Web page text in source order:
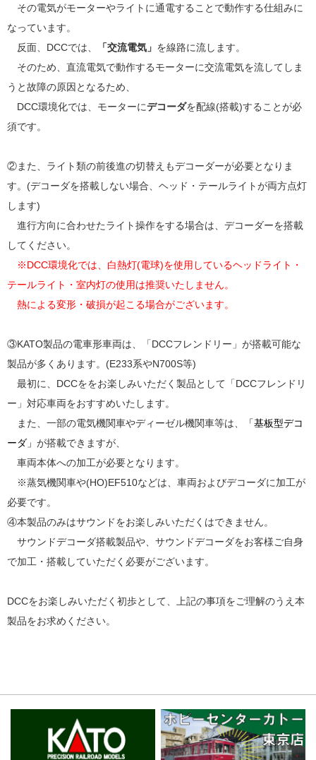
その電気がモーターやライトに通電することで動作する仕組みに
なっています。
反面、DCCでは、
「交流電気」 を線路に流します。
そのため、直流電気で動作するモーターに交流電気を流してしま
うと故障の原因となるため、
DCC環境化では、モーターにデコーダを配線(搭載)することが必
須です。
②また、ライト類の前後進の切替えもデコーダーが必要となりま
す。(デコーダを搭載しない場合、ヘッド・テールライトが両方点灯
します)
進行方向に合わせたライト操作をする場合は、デコーダーを搭載
してください。
※DCC環境化では、白熱灯(電球)を使用しているヘッドライト・
テールライト・室内灯の使用は推奨いたしません。
熱による変形・破損が起こる場合がございます。
③KATO製品の電車形車両は、「DCCフレンドリー」が搭載可能な
製品が多くあります。(E233系やN700S等)
最初に、DCCををお楽しみいただく製品として「DCCフレンドリ
ー」対応車両をおすすめいたします。
また、一部の電気機関車やディーゼル機関車等は、
「基板型デコ
ーダ」 が搭載できますが、
車両本体への加工が必要となります。
※蒸気機関車や(HO)EF510などは、車両およびデコーダに加工が
必要です。
④本製品のみはサウンドをお楽しみいただくはできません。
サウンドデコーダ搭載製品や、サウンドデコーダをお客様ご自身
で加工・搭載していただく必要がございます。
DCCをお楽しみいただく初歩として、上記の事項をご理解のうえ本
製品をお求めください。